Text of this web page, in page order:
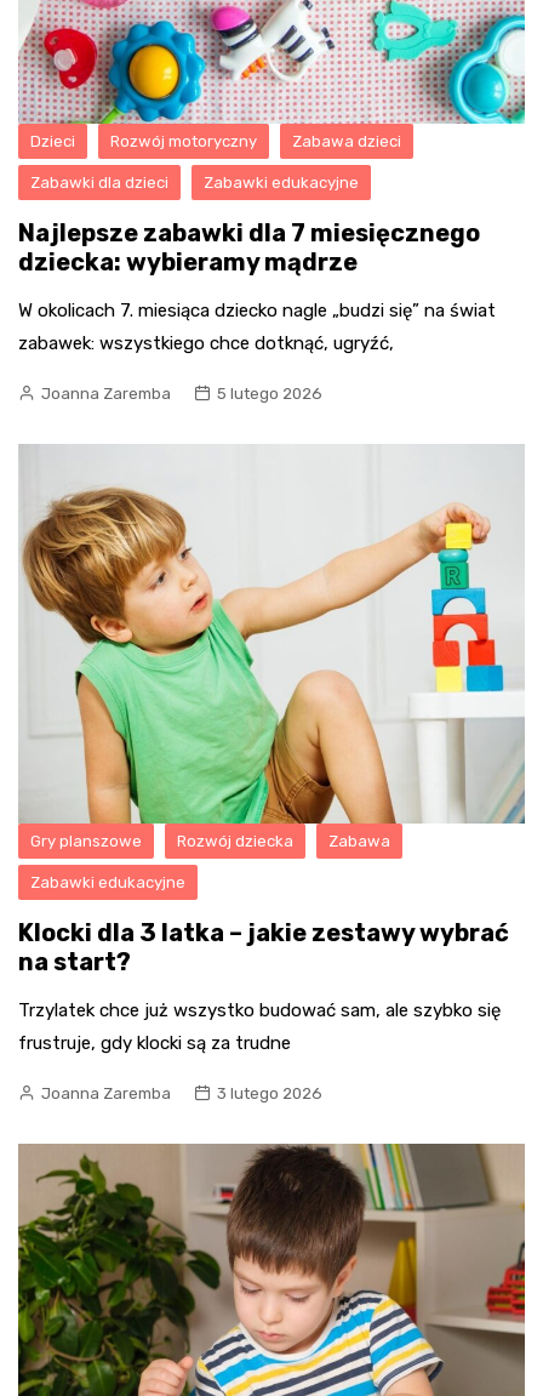
Dzieci Rozwój motoryczny Zabawa dzieci
Zabawki dla dzieci Zabawki edukacyjne
Najlepsze zabawki dla 7 miesięcznego
dziecka: wybieramy mądrze
W okolicach 7. miesiąca dziecko nagle „budzi się” na świat
zabawek: wszystkiego chce dotknąć, ugryźć,
Joanna Zaremba 5 lutego 2026
Gry planszowe Rozwój dziecka Zabawa
Zabawki edukacyjne
Klocki dla 3 latka – jakie zestawy wybrać
na start?
Trzylatek chce już wszystko budować sam, ale szybko się
frustruje, gdy klocki są za trudne
Joanna Zaremba 3 lutego 2026